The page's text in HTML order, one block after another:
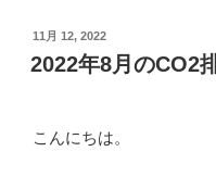
投
稿
日:
11月 12, 2022
2022年8月のCO2
こんにちは。